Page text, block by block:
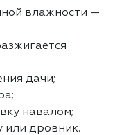
влажности —
дачи;
навалом;
или дровник.